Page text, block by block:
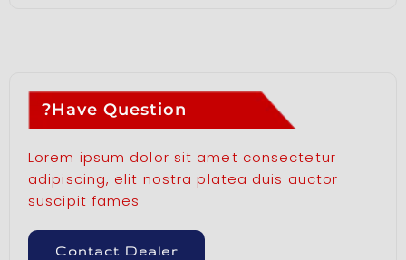
Have Question?
Lorem ipsum dolor sit amet consectetur
adipiscing, elit nostra platea duis auctor
suscipit fames
Contact Dealer